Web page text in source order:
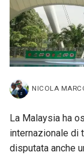
NICOLA
La Malaysia ha
internazionale di
disputata anche